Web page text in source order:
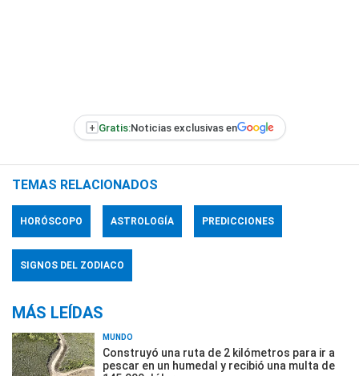
+ Gratis:Noticias exclusivas en
TEMAS RELACIONADOS
HORÓSCOPO ASTROLOGÍA PREDICCIONES
SIGNOS DEL ZODIACO
MÁS LEÍDAS
MUNDO
Construyó una ruta de 2 kilómetros para ir a
pescar en un humedal y recibió una multa de